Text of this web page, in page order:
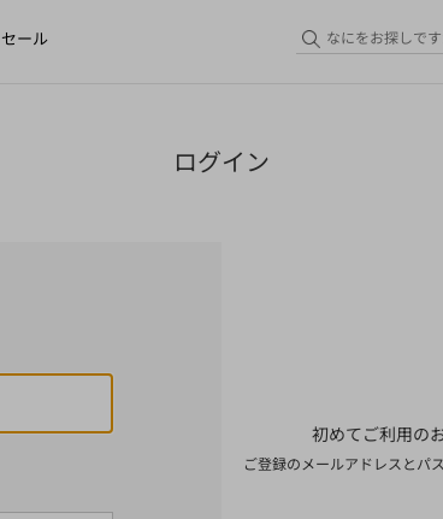
セール
ログイン
初めてご利用の
ご登録のメールアドレスとパ